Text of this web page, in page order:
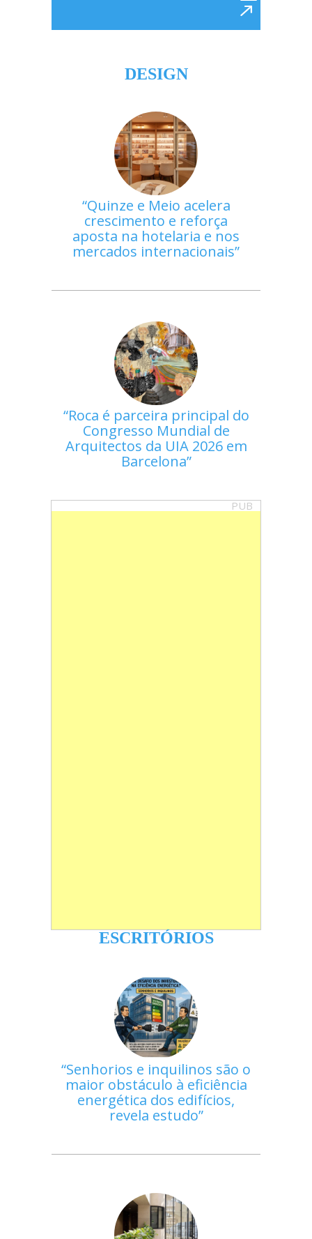
DESIGN
Quinze e Meio acelera
crescimento e reforça
aposta na hotelaria e nos
mercados internacionais
Roca é parceira principal do
Congresso Mundial de
Arquitectos da UIA 2026 em
Barcelona
PUB
ESCRITÓRIOS
Senhorios e inquilinos são o
maior obstáculo à eficiência
energética dos edifícios,
revela estudo